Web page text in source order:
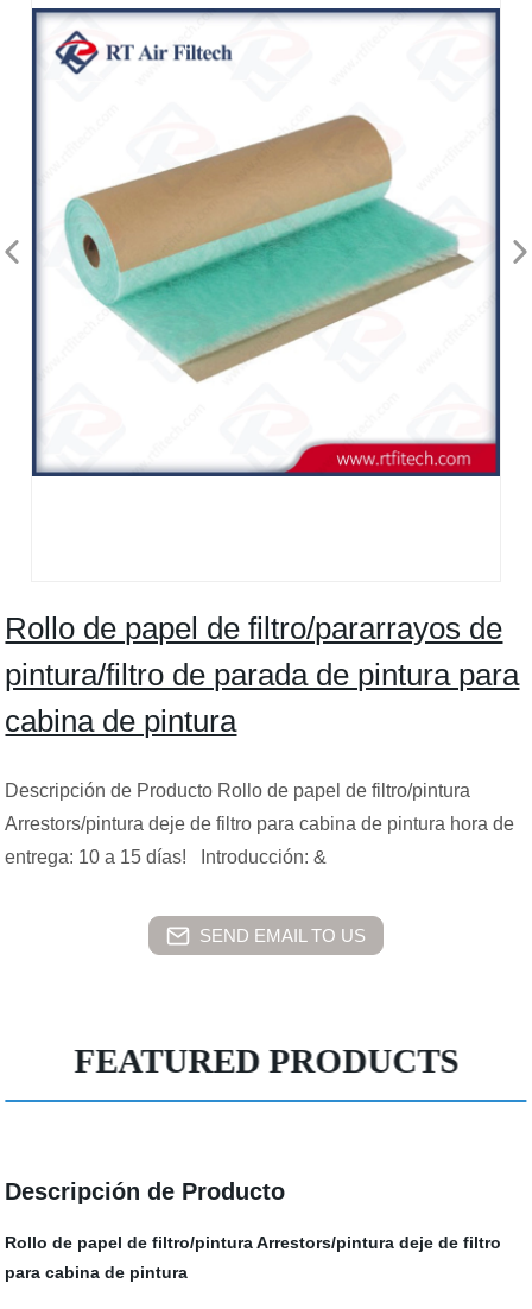
Rollo de papel de filtro/pararrayos de
pintura/filtro de parada de pintura para
cabina de pintura
Descripción de Producto Rollo de papel de filtro/pintura
Arrestors/pintura deje de filtro para cabina de pintura hora de
entrega: 10 a 15 días! Introducción: &
SEND EMAIL TO US
FEATURED PRODUCTS
Descripción de Producto
Rollo de papel de filtro/pintura Arrestors/pintura deje de filtro
para cabina de pintura